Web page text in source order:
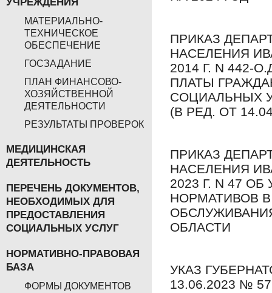
МАТЕРИАЛЬНО-
ТЕХНИЧЕСКОЕ
ОБЕСПЕЧЕНИЕ
ГОСЗАДАНИЕ
ПЛАН ФИНАНСОВО-
ХОЗЯЙСТВЕННОЙ
ДЕЯТЕЛЬНОСТИ
РЕЗУЛЬТАТЫ ПРОВЕРОК
МЕДИЦИНСКАЯ
ДЕЯТЕЛЬНОСТЬ
ПЕРЕЧЕНЬ ДОКУМЕНТОВ,
НЕОБХОДИМЫХ ДЛЯ
ПРЕДОСТАВЛЕНИЯ
СОЦИАЛЬНЫХ УСЛУГ
НОРМАТИВНО-ПРАВОВАЯ
БАЗА
ФОРМЫ ДОКУМЕНТОВ
ПРИКАЗ
НАСЕЛЕНИЯ
2014 Г. N 442-
ПЛАТЫ
СОЦИАЛЬНЫХ
(В РЕД. ОТ
ПРИКАЗ
НАСЕЛЕНИЯ
2023 Г. N 47
НОРМАТИВОВ
ОБЛАСТИ
УКАЗ
13.06.2023 №